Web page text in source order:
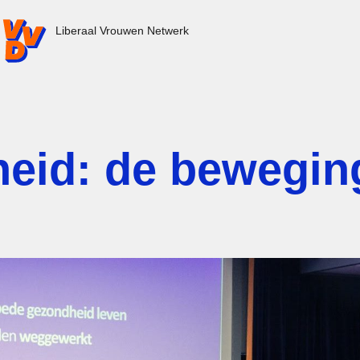
- Ga naar de homepage
Liberaal Vrouwen Netwerk
de